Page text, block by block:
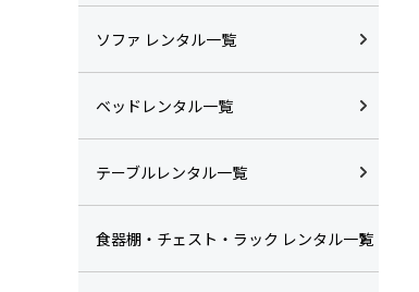
ソファ レンタル一覧
ベッドレンタル一覧
テーブルレンタル一覧
食器棚・チェスト・ラック レンタル一覧